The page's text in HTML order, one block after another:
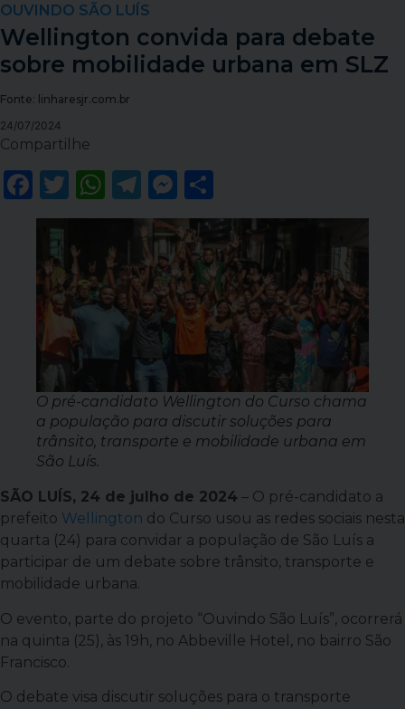
OUVINDO SÃO LUÍS
Wellington convida para debate
sobre mobilidade urbana em SLZ
Fonte: linharesjr.com.br
24/07/2024
Compartilhe
Facebook
Twitter
WhatsApp
Telegram
Messenger
O pré-candidato Wellington do Curso chama
a população para discutir soluções para
trânsito, transporte e mobilidade urbana em
São Luís.
SÃO LUÍS, 24 de julho de 2024 – O pré-candidato a
prefeito Wellington do Curso usou as redes sociais nesta
quarta (24) para convidar a população de São Luís a
participar de um debate sobre trânsito, transporte e
mobilidade urbana.
O evento, parte do projeto “Ouvindo São Luís”, ocorrerá
na quinta (25), às 19h, no Abbeville Hotel, no bairro São
Francisco.
O debate visa discutir soluções para o transporte